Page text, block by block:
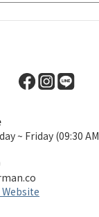
~ Friday (09:30
Website